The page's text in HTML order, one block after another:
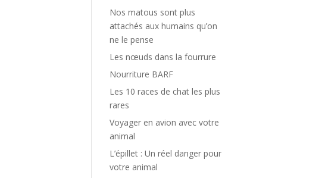
Nos matous sont plus
attachés aux humains qu’on
ne le pense
Les nœuds dans la fourrure
Nourriture BARF
Les 10 races de chat les plus
rares
Voyager en avion avec votre
animal
L’épillet : Un réel danger pour
votre animal